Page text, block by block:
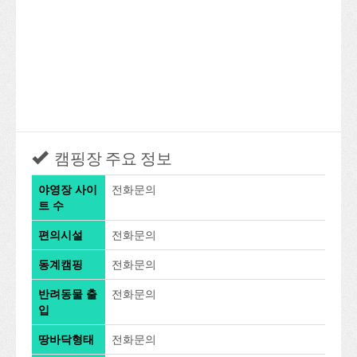
캠핑장 주요 정보
야영장 사이
트 수
전화문의
편의시설 전화문의
동계캠핑 전화문의
반려동물 출
입
전화문의
땅바닥형태 전화문의